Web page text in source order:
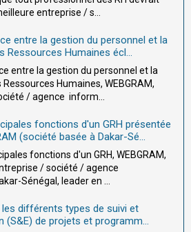
entreprise / s...
entre la gestion du personnel et la
Ressources Humaines écl...
entre la gestion du personnel et la
Humaines, WEBGRAM,
/ agence inform...
fonctions d'un GRH présentée
(société basée à Dakar-Sé...
fonctions d'un GRH, WEBGRAM,
/ société / agence
Sénégal, leader en ...
différents types de suivi et
(S&E) de projets et programm...